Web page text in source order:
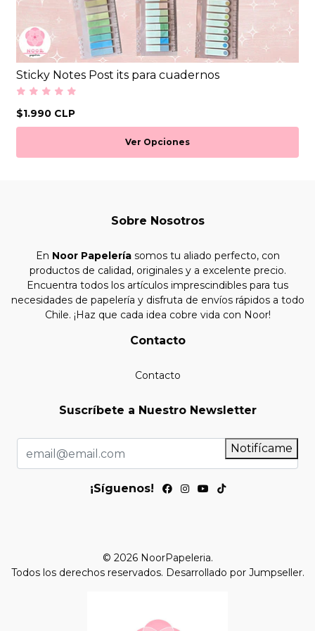
Sticky Notes Post its para cuadernos
$1.990 CLP
Ver Opciones
Sobre Nosotros
En Noor Papeleríasomos tu aliado perfecto, con
productos de calidad, originales y a excelente precio.
Encuentra todos los artículos imprescindibles para tus
necesidades de papelería y disfruta de envíos rápidos a todo
Chile. ¡Haz que cada idea cobre vida con Noor!
Contacto
Contacto
Suscríbete a Nuestro Newsletter
Notifícame
¡Síguenos!
© 2026 NoorPapeleria.
Todos los derechos reservados. Desarrollado por Jumpseller.